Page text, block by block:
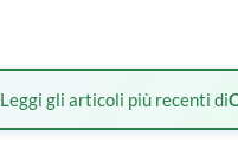
Leggi gli articoli più recenti di